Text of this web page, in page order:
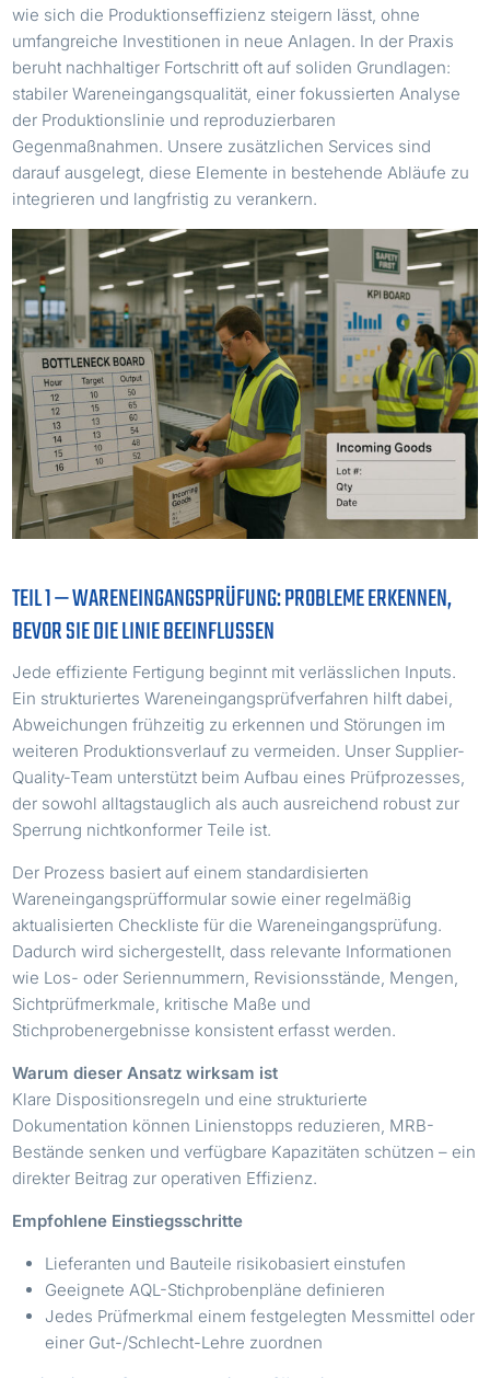
wie sich die Produktionseffizienz steigern lässt, ohne
umfangreiche Investitionen in neue Anlagen. In der Praxis
beruht nachhaltiger Fortschritt oft auf soliden Grundlagen:
stabiler Wareneingangsqualität, einer fokussierten Analyse
der Produktionslinie und reproduzierbaren
Gegenmaßnahmen. Unsere zusätzlichen Services sind
darauf ausgelegt, diese Elemente in bestehende Abläufe zu
integrieren und langfristig zu verankern.
TEIL 1 — WARENEINGANGSPRÜFUNG: PROBLEME ERKENNEN,
BEVOR SIE DIE LINIE BEEINFLUSSEN
Jede effiziente Fertigung beginnt mit verlässlichen Inputs.
Ein strukturiertes Wareneingangsprüfverfahren hilft dabei,
Abweichungen frühzeitig zu erkennen und Störungen im
weiteren Produktionsverlauf zu vermeiden. Unser Supplier-
Quality-Team unterstützt beim Aufbau eines Prüfprozesses,
der sowohl alltagstauglich als auch ausreichend robust zur
Sperrung nichtkonformer Teile ist.
Der Prozess basiert auf einem standardisierten
Wareneingangsprüfformular sowie einer regelmäßig
aktualisierten Checkliste für die Wareneingangsprüfung.
Dadurch wird sichergestellt, dass relevante Informationen
wie Los- oder Seriennummern, Revisionsstände, Mengen,
Sichtprüfmerkmale, kritische Maße und
Stichprobenergebnisse konsistent erfasst werden.
Warum dieser Ansatz wirksam ist
Klare Dispositionsregeln und eine strukturierte
Dokumentation können Linienstopps reduzieren, MRB-
Bestände senken und verfügbare Kapazitäten schützen – ein
direkter Beitrag zur operativen Effizienz.
Empfohlene Einstiegsschritte
Lieferanten und Bauteile risikobasiert einstufen
Geeignete AQL-Stichprobenpläne definieren
Jedes Prüfmerkmal einem festgelegten Messmittel oder
einer Gut-/Schlecht-Lehre zuordnen